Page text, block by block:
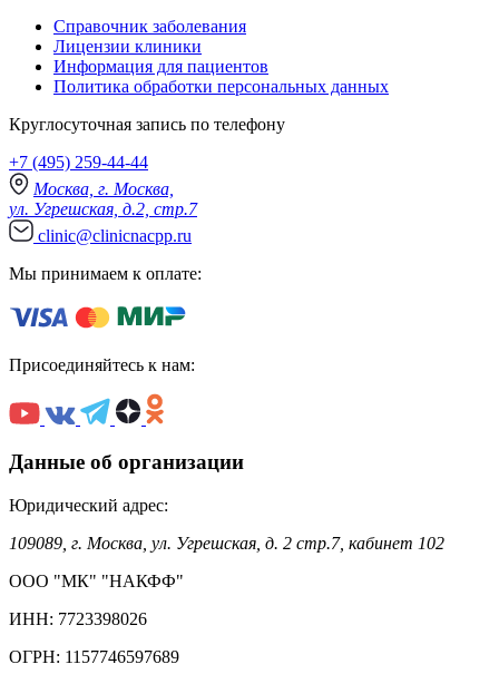
Справочник заболевания
Лицензии клиники
Информация для пациентов
Политика обработки персональных данных
Круглосуточная запись по телефону
+7 (495) 259-44-44
Москва, г. Москва,
ул. Угрешская, д.2, стр.7
clinic@clinicnacpp.ru
Мы принимаем к оплате:
Присоединяйтесь к нам:
Данные об организации
Юридический адрес:
109089, г. Москва, ул. Угрешская, д. 2 стр.7, кабинет 102
ООО "МК" "НАКФФ"
ИНН: 7723398026
ОГРН: 1157746597689